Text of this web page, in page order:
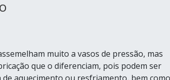
muito a vasos de pressão, mas
que o diferenciam, pois podem ser
de aquecimento ou resfriamento, bem como